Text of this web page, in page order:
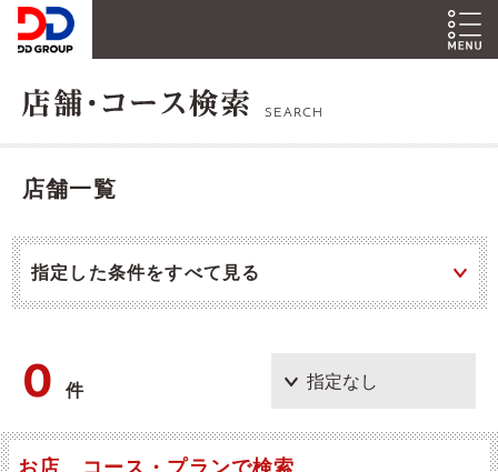
SEARCH
店舗一覧
指定した条件をすべて見る
0件
お店、コース・プランで検索